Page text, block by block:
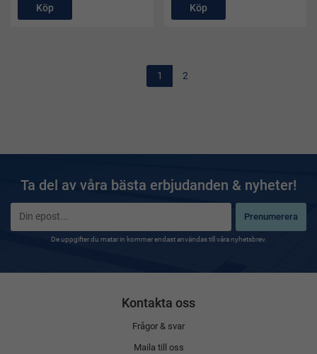
Köp Köp
1 2
Ta del av våra bästa erbjudanden & nyheter!
Prenumerera
De uppgifter du matar in kommer endast användas till våra nyhetsbrev.
Kontakta oss
Frågor & svar
Maila till oss